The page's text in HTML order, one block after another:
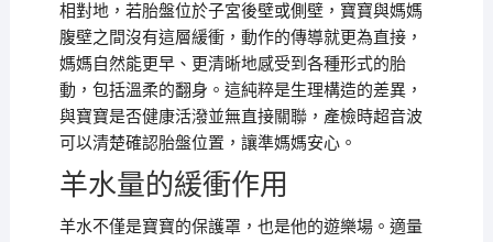
相對地，若胎盤位於子宮後壁或側壁，寶寶與媽媽
腹壁之間沒有這層緩衝，動作的傳導就更為直接，
媽媽自然能更早、更清晰地感受到各種形式的胎
動，包括溫柔的翻身。這純粹是生理構造的差異，
與寶寶是否健康活潑並無直接關聯，產檢時超音波
可以清楚確認胎盤位置，讓準媽媽安心。
羊水量的緩衝作用
羊水不僅是寶寶的保護罩，也是他的遊樂場。適量